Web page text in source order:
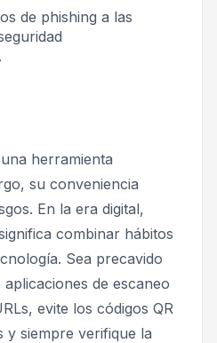
de phishing a las
herramienta
su conveniencia
En la era digital,
combinar hábitos
Sea precavido
de escaneo
evite los códigos QR
y siempre verifique la